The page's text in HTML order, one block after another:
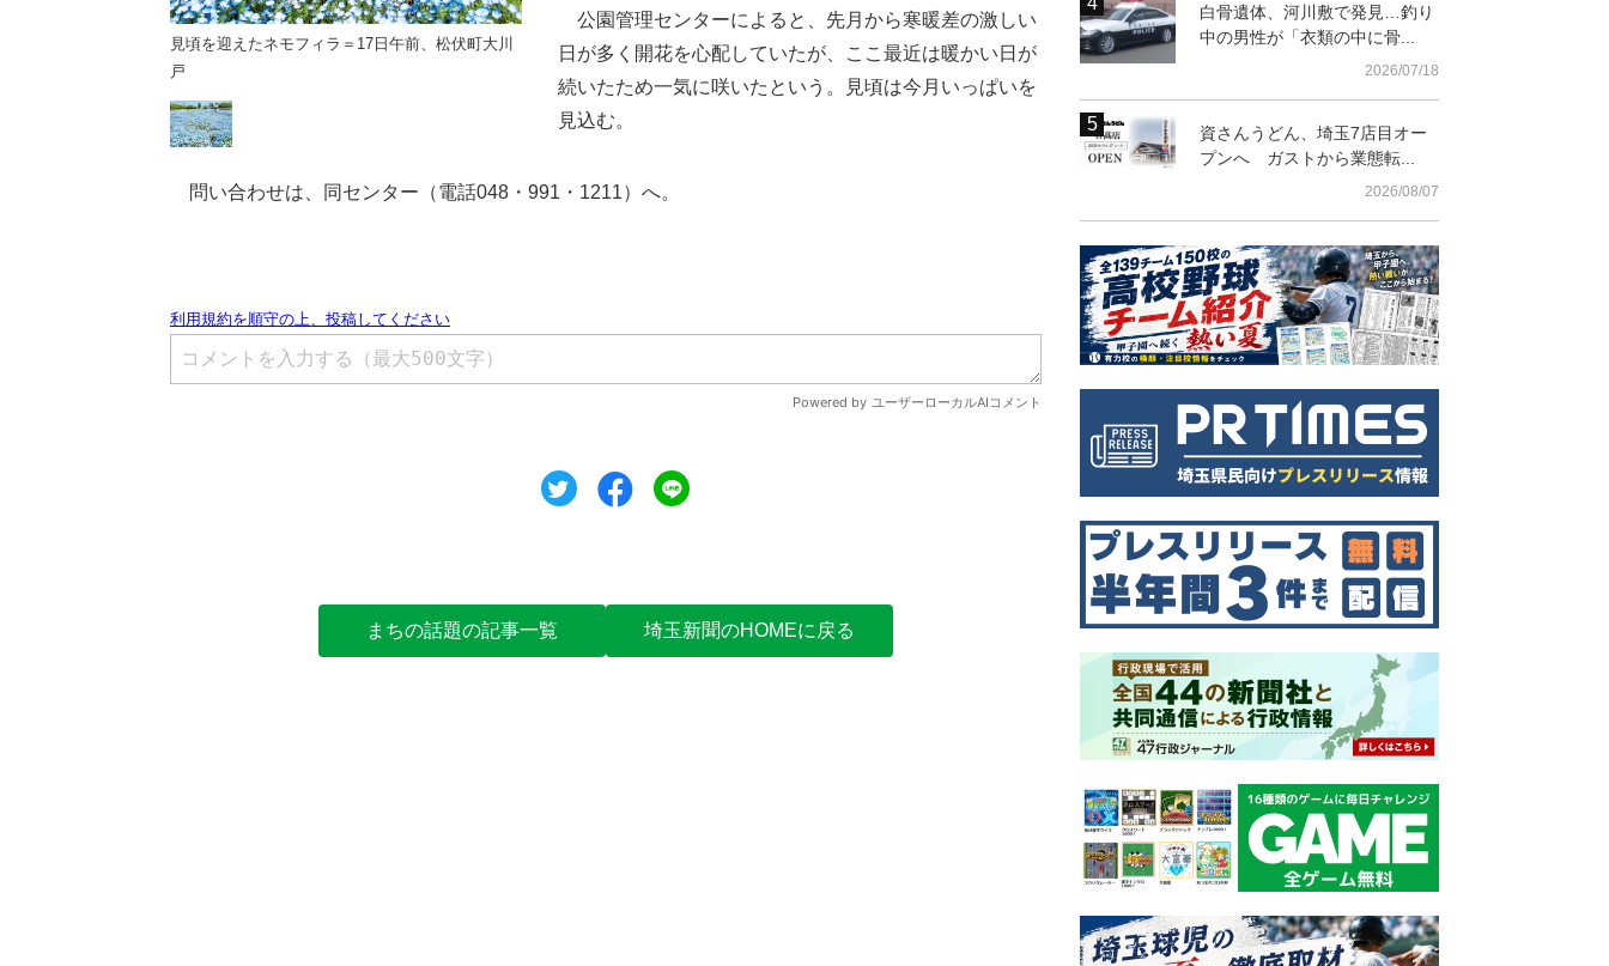
見頃を迎えたネモフィラ＝17日午前、松伏町大川
戸
見頃を迎えたネモフィラ＝17日午前、松伏町大川
公園管理センターによると、先月から寒暖差の激しい
日が多く開花を心配していたが、ここ最近は暖かい日が
続いたため一気に咲いたという。見頃は今月いっぱいを
見込む。
問い合わせは、同センター（電話048・991・1211）へ。
ツイートシェア
まちの話題の記事一覧 埼玉新聞のHOMEに戻る
白骨遺体、河川敷で発見…釣り
中の男性が「衣類の中に骨...
2026/07/18
資さんうどん、埼玉7店目オー
プンへ ガストから業態転...
2026/08/07